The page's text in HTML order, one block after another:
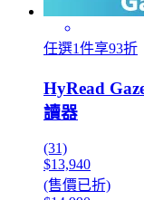
任選1件享93折
HyRead
讀器
(31)
$13,940
(售價已折)